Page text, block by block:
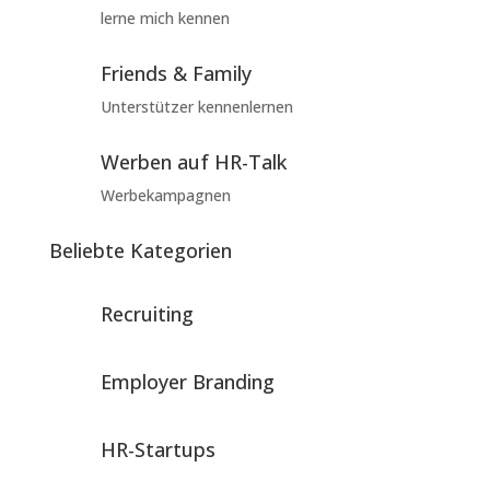
lerne mich kennen
Friends & Family
Unterstützer kennenlernen
Werben auf HR-Talk
Werbekampagnen
Beliebte Kategorien
Recruiting
Employer Branding
HR-Startups